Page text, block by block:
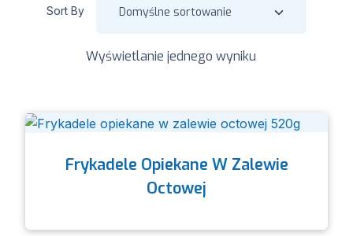
Sort By
Wyświetlanie jednego wyniku
Frykadele Opiekane W Zalewie
Octowej